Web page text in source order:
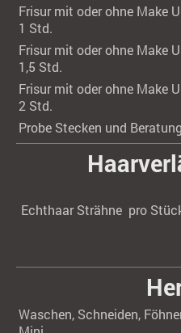
Frisur mit oder ohne Make
1 Std.
Frisur mit oder ohne Make
1,5 Std.
Frisur mit oder ohne Make
2 Std.
Probe Stecken und Beratung
Echthaar Strähne pro
Waschen, Schneiden,